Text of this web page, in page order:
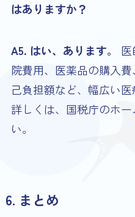
はありますか？
A5. はい、あります。
院費用、医薬品の購入
己負担額など、幅広い医
詳しくは、国税庁のホ
い。
6. まとめ